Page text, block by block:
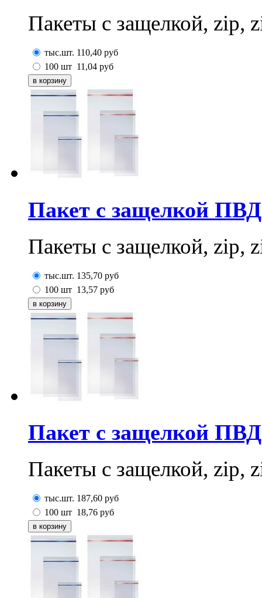
Пакеты с защелкой, zip,
тыс.шт. 110,40 руб
100 шт 11,04 руб
Пакет с защелкой
Пакеты с защелкой, zip,
тыс.шт. 135,70 руб
100 шт 13,57 руб
Пакет с защелкой
Пакеты с защелкой, zip,
тыс.шт. 187,60 руб
100 шт 18,76 руб